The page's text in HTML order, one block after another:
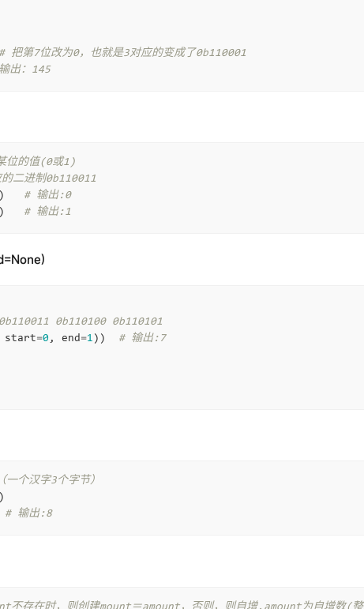
# 把第7位改为0，也就是3对应的变成了0b110001
出：145
位的值(0或1)
二进制0b110011
# 输出:0
# 输出:1
0b110100 0b110101
start=0 , end =1 ))
# 输出:7
个汉字3个字节）
)
# 输出:8